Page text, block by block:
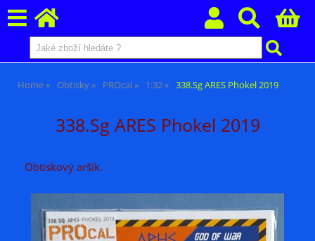
Home Obtisky PROcal 1:32 338.Sg ARES Phokel 2019
338.Sg ARES Phokel 2019
Obtiskový aršík.